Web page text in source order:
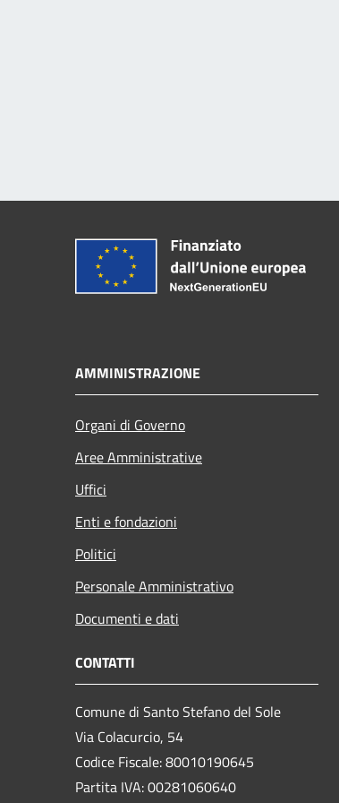
AMMINISTRAZIONE
Organi di Governo
Aree Amministrative
Uffici
Enti e fondazioni
Politici
Personale Amministrativo
Documenti e dati
CONTATTI
Comune di Santo Stefano del Sole
Via Colacurcio, 54
Codice Fiscale: 80010190645
Partita IVA: 00281060640